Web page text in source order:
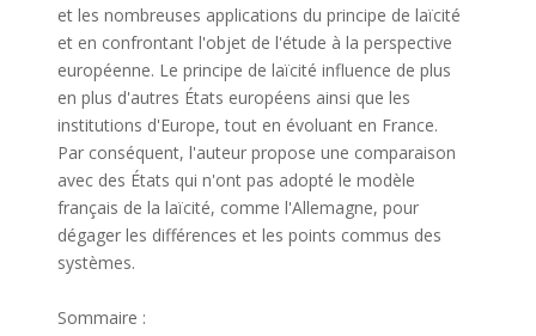
et les nombreuses applications du principe de laïcité
et en confrontant l'objet de l'étude à la perspective
européenne. Le principe de laïcité influence de plus
en plus d'autres États européens ainsi que les
institutions d'Europe, tout en évoluant en France.
Par conséquent, l'auteur propose une comparaison
avec des États qui n'ont pas adopté le modèle
français de la laïcité, comme l'Allemagne, pour
dégager les différences et les points commus des
systèmes.
Sommaire :